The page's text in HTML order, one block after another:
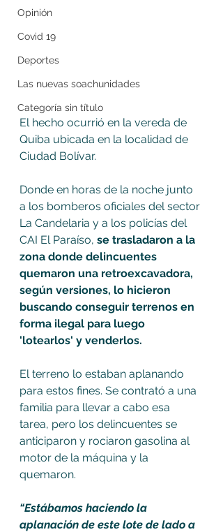
Opinión
Covid 19
Deportes
Las nuevas soachunidades
Categoría sin título
El hecho ocurrió en la vereda de
Quiba ubicada en la localidad de
Ciudad Bolívar.
Donde en horas de la noche junto
a los bomberos oficiales del sector
La Candelaria y a los policías del
CAI El Paraíso, se trasladaron a la
zona donde delincuentes
quemaron una retroexcavadora,
según versiones, lo hicieron
buscando conseguir terrenos en
forma ilegal para luego
'lotearlos' y venderlos.
El terreno lo estaban aplanando
para estos fines. Se contrató a una
familia para llevar a cabo esa
tarea, pero los delincuentes se
anticiparon y rociaron gasolina al
motor de la máquina y la
quemaron.
“Estábamos haciendo la
aplanación de este lote de lado a